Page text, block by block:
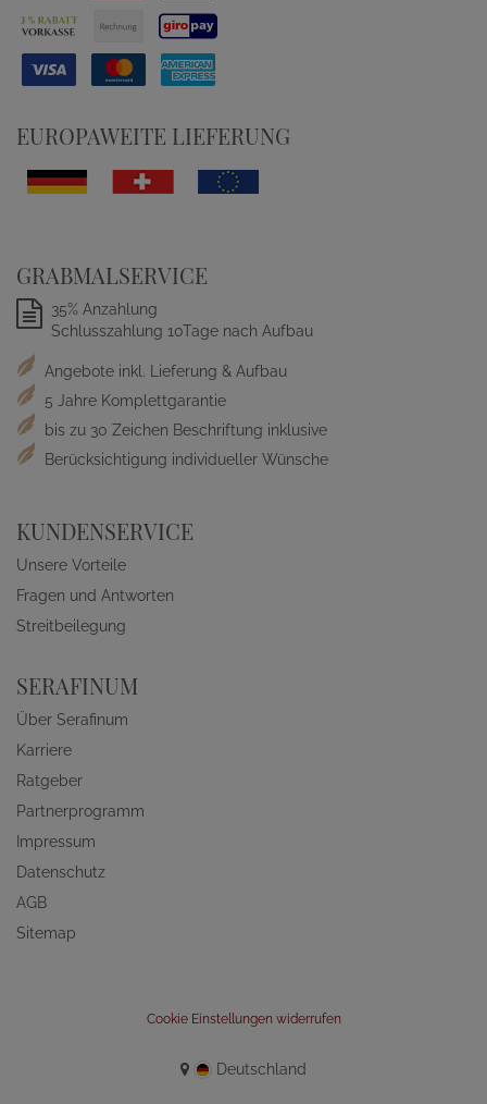
EUROPAWEITE LIEFERUNG
GRABMALSERVICE
35% Anzahlung
Schlusszahlung 10Tage nach Aufbau
Angebote inkl. Lieferung & Aufbau
5 Jahre Komplettgarantie
bis zu 30 Zeichen Beschriftung inklusive
Berücksichtigung individueller Wünsche
KUNDENSERVICE
Unsere Vorteile
Fragen und Antworten
Streitbeilegung
SERAFINUM
Über Serafinum
Karriere
Ratgeber
Partnerprogramm
Impressum
Datenschutz
AGB
Sitemap
Cookie Einstellungen widerrufen
Deutschland